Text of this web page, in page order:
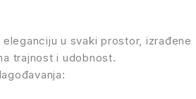
u svaki prostor, izrađene
trajnost i udobnost.